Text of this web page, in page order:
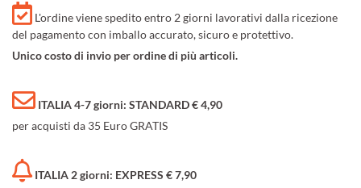
L'ordine viene spedito entro 2 giorni lavorativi dalla ricezione
del pagamento con imballo accurato, sicuro e protettivo.
Unico costo di invio per ordine di più articoli.
ITALIA 4-7 giorni: STANDARD € 4,90
per acquisti da 35 Euro GRATIS
ITALIA 2 giorni: EXPRESS € 7,90